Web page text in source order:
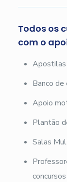
Todos os
com o
Apostilas
Banco
Apoio
Plantão
Salas
concursos